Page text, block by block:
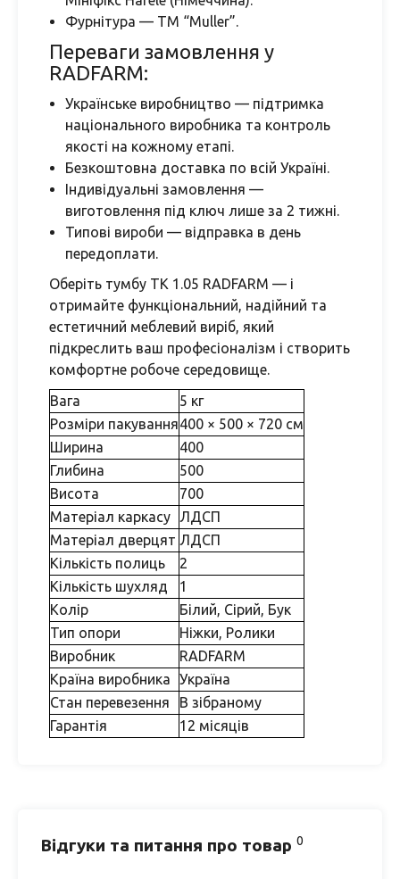
Фурнітура — ТМ “Muller”.
Переваги замовлення у
RADFARM:
Українське виробництво — підтримка
національного виробника та контроль
якості на кожному етапі.
Безкоштовна доставка по всій Україні.
Індивідуальні замовлення —
виготовлення під ключ лише за 2 тижні.
Типові вироби — відправка в день
передоплати.
Оберіть тумбу ТК 1.05 RADFARM — і
отримайте функціональний, надійний та
естетичний меблевий виріб, який
підкреслить ваш професіоналізм і створить
комфортне робоче середовище.
Вага
5 кг
Розміри пакування400 × 500 × 720 см
Ширина
400
Глибина
500
Висота
700
Матеріал каркасу ЛДСП
Матеріал дверцят ЛДСП
Кількість полиць
2
Кількість шухляд
1
Колір
Білий, Сірий, Бук
Тип опори
Ніжки, Ролики
Виробник
RADFARM
Країна виробника
Україна
Стан перевезення
В зібраному
Гарантія
12 місяців
Відгуки та питання про товар 0